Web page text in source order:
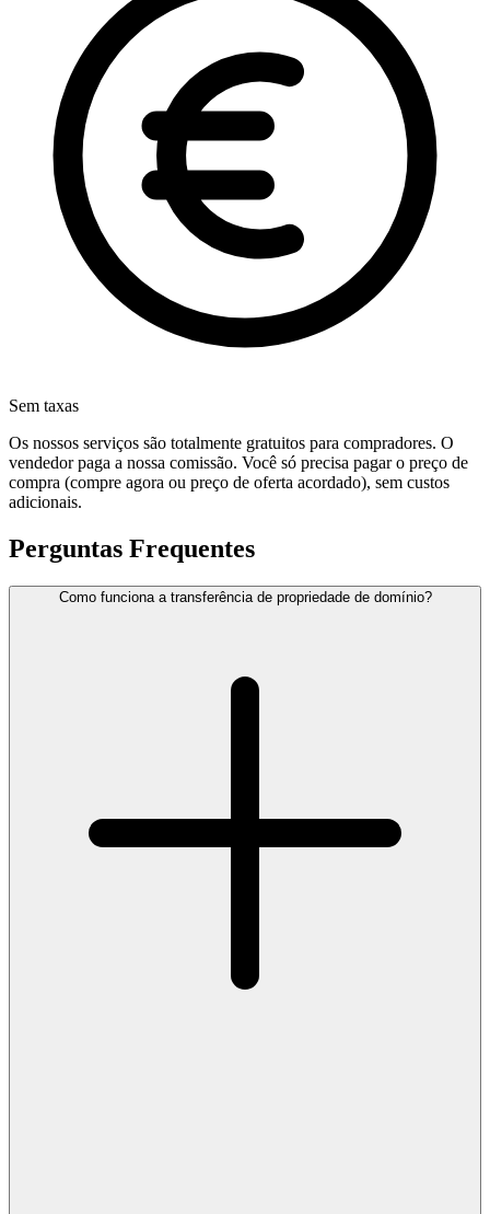
Sem taxas
Os nossos serviços são totalmente gratuitos para compradores. O
vendedor paga a nossa comissão. Você só precisa pagar o preço de
compra (compre agora ou preço de oferta acordado), sem custos
adicionais.
Perguntas Frequentes
Como funciona a transferência de propriedade de domínio?